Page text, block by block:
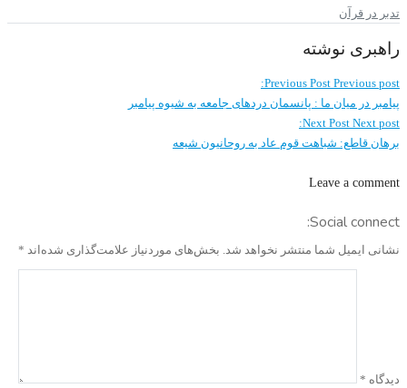
تدبر در قرآن
راهبری نوشته
Previous Post Previous post:
پیامبر در میان ما : پانسمان دردهای جامعه به شیوه پیامبر
Next Post Next post:
برهان قاطع: شباهت قوم عاد به روحانیون شیعه
Leave a comment
Social connect:
نشانی ایمیل شما منتشر نخواهد شد. بخش‌های موردنیاز علامت‌گذاری شده‌اند *
دیدگاه *